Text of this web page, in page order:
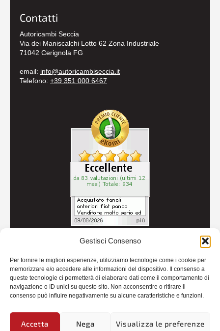
Gestisci Consenso
Per fornire le migliori esperienze, utilizziamo tecnologie come i cookie per
memorizzare e/o accedere alle informazioni del dispositivo. Il consenso a
queste tecnologie ci permetterà di elaborare dati come il comportamento di
navigazione o ID unici su questo sito. Non acconsentire o ritirare il
consenso può influire negativamente su alcune caratteristiche e funzioni.
Accetta Nega Visualizza le preferenze
Contatti
Autoricambi Seccia
Via dei Maniscalchi Lotto 62 Zona Industriale
71042 Cerignola FG
email: info@autoricambiseccia.it
Telefono: +39 351 000 6467
Credits